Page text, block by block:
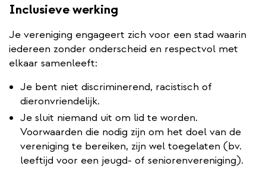
Inclusieve werking
Je vereniging engageert zich voor een stad waarin
iedereen zonder onderscheid en respectvol met
elkaar samenleeft:
Je bent niet discriminerend, racistisch of
dieronvriendelijk.
Je sluit niemand uit om lid te worden.
Voorwaarden die nodig zijn om het doel van de
vereniging te bereiken, zijn wel toegelaten (bv.
leeftijd voor een jeugd- of seniorenvereniging).